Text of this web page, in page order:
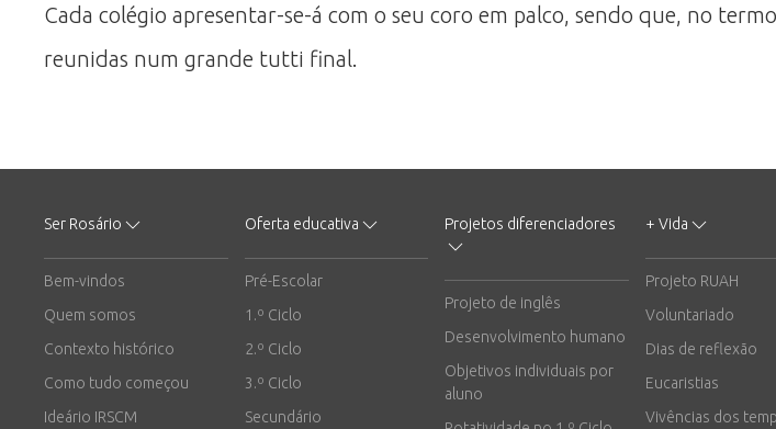
Cada colégio apresentar-se-á com o seu coro em palco, sendo que, no
reunidas num grande tutti final.
Ser Rosário
Bem-vindos
Quem somos
Contexto histórico
Como tudo começou
Ideário IRSCM
Oferta educativa
Pré-Escolar
1.º Ciclo
2.º Ciclo
3.º Ciclo
Secundário
Projetos diferenciadores
Projeto de inglês
Desenvolvimento humano
Objetivos individuais por
aluno
+ Vida
Projeto RUAH
Voluntariado
Dias de reflexão
Eucaristias
Vivências dos